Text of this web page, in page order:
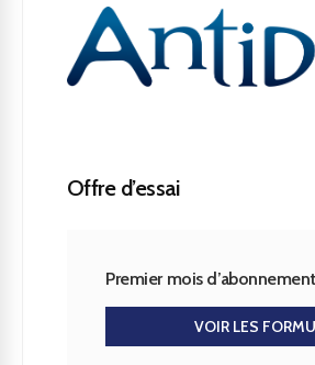
Offre d’essai
Premier mois
VOIR LES